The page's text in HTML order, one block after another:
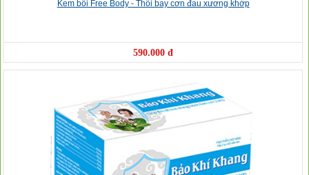
Kem bôi Free Body - Thổi bay cơn đau xương khớp
590.000 đ